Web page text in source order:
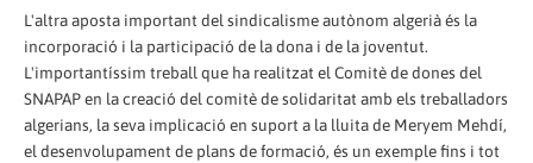
L'altra aposta important del sindicalisme autònom algerià és la
incorporació i la participació de la dona i de la joventut.
L'importantíssim treball que ha realitzat el Comitè de dones del
SNAPAP en la creació del comitè de solidaritat amb els treballadors
algerians, la seva implicació en suport a la lluita de Meryem Mehdí,
el desenvolupament de plans de formació, és un exemple fins i tot